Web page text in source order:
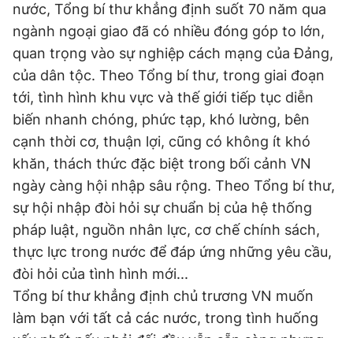
Theo dõi báo trên
Hotline
0906 645 777
Liên hệ quảng cáo
0908 780 404
Đặt báo Quảng cáo RSS Tòa soạn Chính sách bảo
Tổng biên tập: Nguyễn Ngọc Toàn
Phó tổng biên tập thường trực: Hải Thành
Phó tổng biên tập: Lâm Hiếu Dũng
Phó tổng biên tập: Trần Việt Hưng
Tổng thư ký tòa soạn: Đức Trung
Giấy phép xuất bản số 110/GP - BTTTT cấp ngày 24.3.2020
© 2003-2026 Bản quyền thuộc về Báo Thanh Niên. Cấm sao
bản. Phát triển bởi ePi Technologies, JSC.
nước, Tổng bí thư khẳng định suốt 70 năm qua
ngành ngoại giao đã có nhiều đóng góp to lớn,
quan trọng vào sự nghiệp cách mạng của Đảng,
của dân tộc. Theo Tổng bí thư, trong giai đoạn
tới, tình hình khu vực và thế giới tiếp tục diễn
biến nhanh chóng, phức tạp, khó lường, bên
cạnh thời cơ, thuận lợi, cũng có không ít khó
khăn, thách thức đặc biệt trong bối cảnh VN
ngày càng hội nhập sâu rộng. Theo Tổng bí thư,
sự hội nhập đòi hỏi sự chuẩn bị của hệ thống
pháp luật, nguồn nhân lực, cơ chế chính sách,
thực lực trong nước để đáp ứng những yêu cầu,
đòi hỏi của tình hình mới...
Tổng bí thư khẳng định chủ trương VN muốn
làm bạn với tất cả các nước, trong tình huống